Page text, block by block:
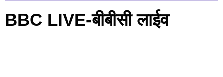
BBC LIVE-बीबीसी लाईव